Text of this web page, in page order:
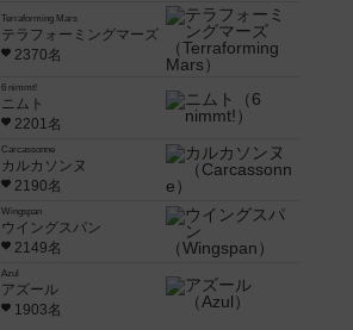
Terraforming Mars
テラフォーミングマーズ
2370名
6 nimmt!
ニムト
2201名
Carcassonne
カルカソンヌ
2190名
Wingspan
ウイングスパン
2149名
Azul
アズール
1903名